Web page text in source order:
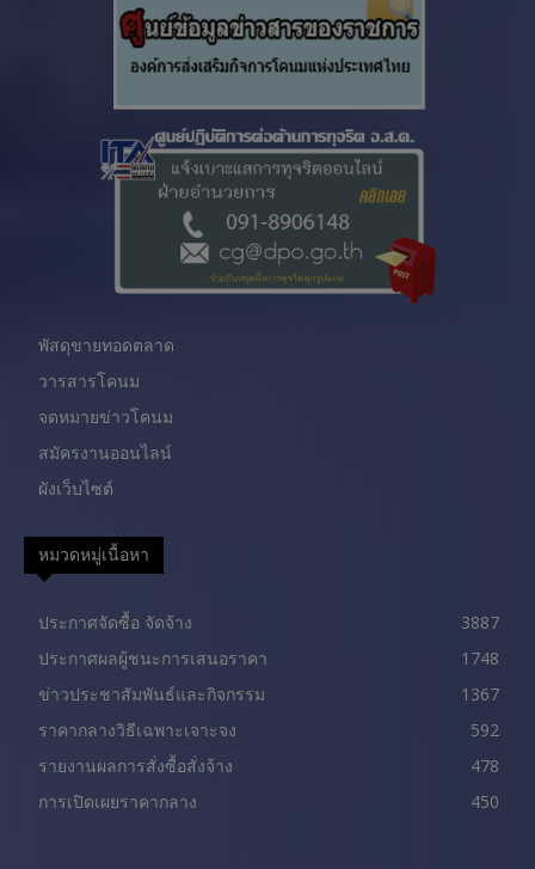
พัสดุขายทอดตลาด
วารสารโคนม
จดหมายข่าวโคนม
สมัครงานออนไลน์
ผังเว็บไซต์
หมวดหมู่เนื้อหา
ประกาศจัดซื้อ จัดจ้าง
3887
ประกาศผลผู้ชนะการเสนอราคา
1748
ข่าวประชาสัมพันธ์และกิจกรรม
1367
ราคากลางวิธีเฉพาะเจาะจง
592
รายงานผลการสั่งซื้อสั่งจ้าง
478
การเปิดเผยราคากลาง
450